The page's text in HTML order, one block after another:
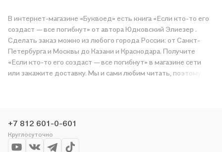
В интернет-магазине «Буквоед» есть книга «Если кто-то его
создаст — все погибнут» от автора Юдковский Элиезер .
Сделать заказ можно из любого города России: от Санкт-
Петербурга и Москвы до Казани и Краснодара. Получите
«Если кто-то его создаст — все погибнут» в магазине сети
или закажите доставку. Мы и сами любим читать, поэтому
+7 812 601-0-601
Круглосуточно